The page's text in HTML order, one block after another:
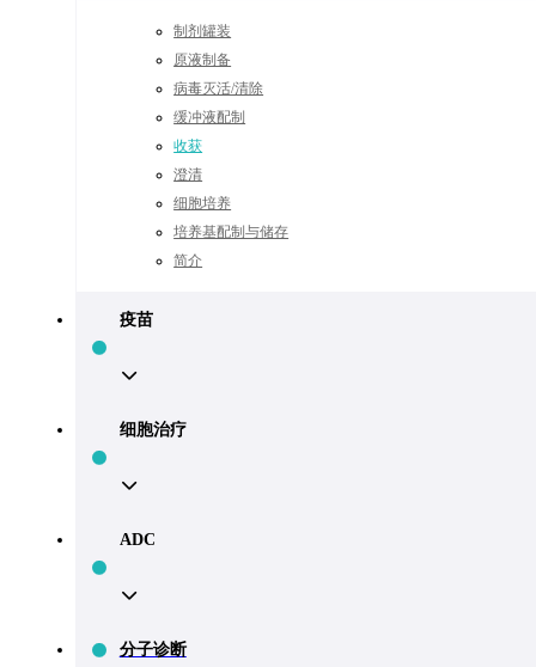
解决方案
制剂罐装
原液制备
病毒灭活/清除
缓冲液配制
收获
澄清
细胞培养
培养基配制与储存
简介
疫苗
细胞治疗
ADC
分子诊断